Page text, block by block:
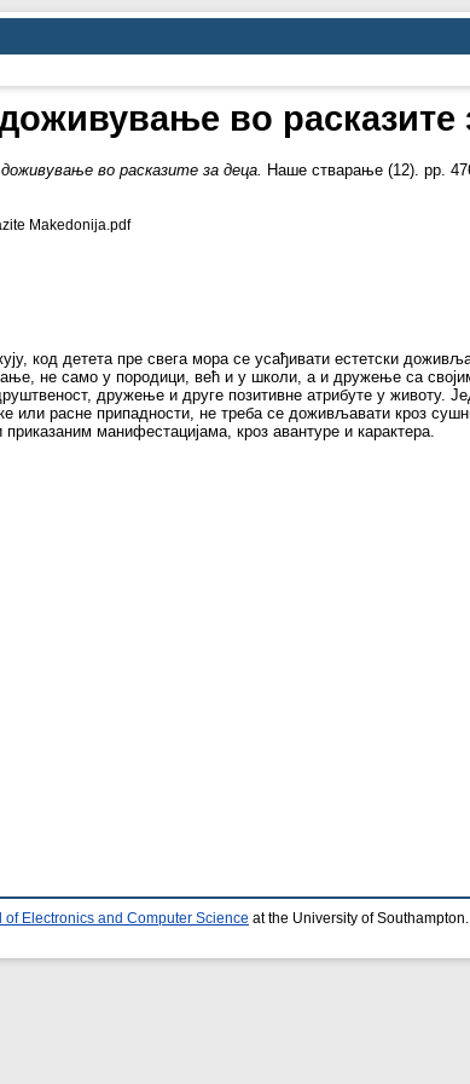
во расказите
во расказите за деца.
Наше стварање (12). pp.
Makedonija.pdf
код детета пре свега мора се усађивати естетски
не само у породици, већ и у школи, а и дружење са
дружење и друге позитивне атрибуте у животу.
или расне припадности, не треба се доживљавати кроз
манифестацијама, кроз авантуре и карактера.
of Electronics and Computer Science at the University of Southampton.